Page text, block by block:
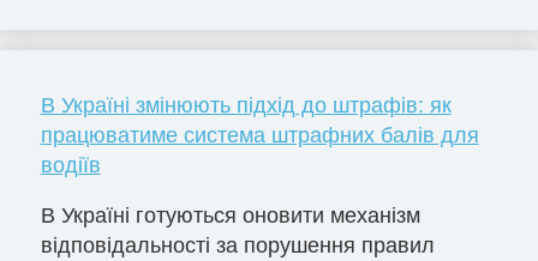
В Україні змінюють підхід до штрафів: як
працюватиме система штрафних балів для
водіїв
В Україні готуються оновити механізм
відповідальності за порушення правил